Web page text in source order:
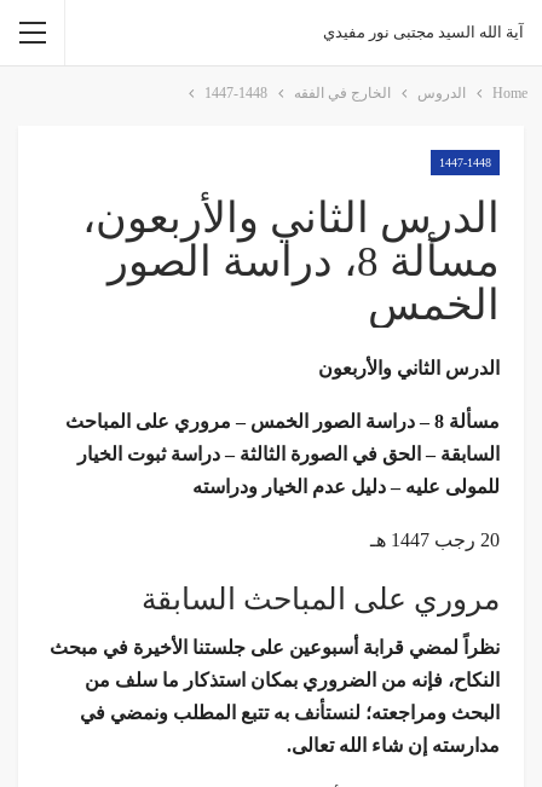
آية الله السيد مجتبى نور مفيدي
Home الدروس الخارج في الفقه 1447-1448
1447-1448
الدرس الثاني والأربعون،
مسألة 8، دراسة الصور
الخمس
الدرس الثاني والأربعون
مسألة 8 – دراسة الصور الخمس – مروري على المباحث
السابقة – الحق في الصورة الثالثة – دراسة ثبوت الخيار
للمولى عليه – دليل عدم الخيار ودراسته
20 رجب 1447 هـ
مروري على المباحث السابقة
نظراً لمضي قرابة أسبوعين على جلستنا الأخيرة في مبحث
النكاح، فإنه من الضروري بمكان استذكار ما سلف من
البحث ومراجعته؛ لنستأنف به تتبع المطلب ونمضي في
مدارسته إن شاء الله تعالى.